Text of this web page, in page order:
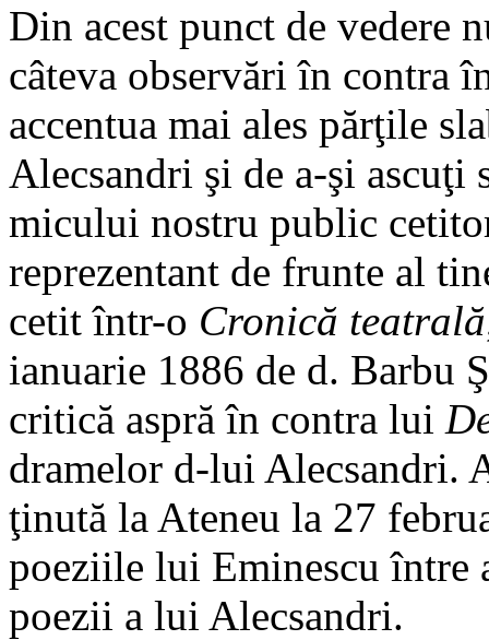
Din acest punct de vedere
câteva observări în contra
accentua mai ales părţile
Alecsandri şi de a-şi
micului nostru public
reprezentant de frunte al
cetit într-o Cronică teatrală
ianuarie 1886 de d. Barbu
critică aspră în contra lui
dramelor d-lui Alecsandri.
ţinută la Ateneu la 27
poeziile lui Eminescu între
poezii a lui Alecsandri.